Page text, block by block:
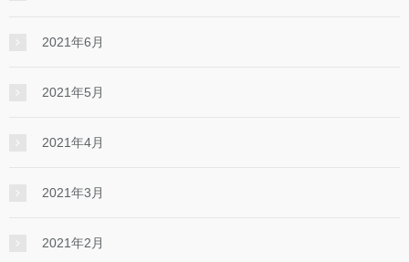
2021年6月
2021年5月
2021年4月
2021年3月
2021年2月